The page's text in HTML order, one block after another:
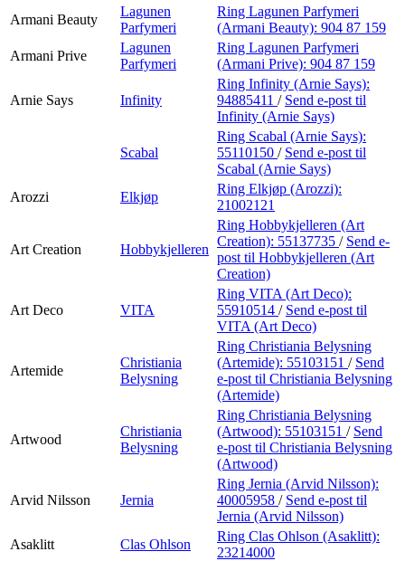
Armani Beauty
Lagunen
Parfymeri
Ring Lagunen Parfymeri
(Armani Beauty): 904 87 159
Armani Prive
Lagunen
Parfymeri
Ring Lagunen Parfymeri
(Armani Prive): 904 87 159
Arnie Says Infinity
Ring Infinity (Arnie Says):
94885411 / Send e-post til
Infinity (Arnie Says)
Scabal
Ring Scabal (Arnie Says):
55110150 / Send e-post til
Scabal (Arnie Says)
Arozzi
Elkjøp
Ring Elkjøp (Arozzi):
21002121
Art Creation Hobbykjelleren
Ring Hobbykjelleren (Art
Creation): 55137735 / Send e-
post til Hobbykjelleren (Art
Creation)
Art Deco VITA
Ring VITA (Art Deco):
55910514 / Send e-post til
VITA (Art Deco)
Artemide
Christiania
Belysning
Ring Christiania Belysning
(Artemide): 55103151 / Send
e-post til Christiania Belysning
(Artemide)
Artwood
Christiania
Belysning
Ring Christiania Belysning
(Artwood): 55103151 / Send
e-post til Christiania Belysning
(Artwood)
Arvid Nilsson Jernia
Ring Jernia (Arvid Nilsson):
40005958 / Send e-post til
Jernia (Arvid Nilsson)
Asaklitt
Clas Ohlson
Ring Clas Ohlson (Asaklitt):
23214000